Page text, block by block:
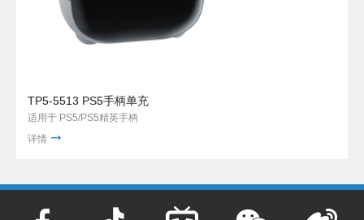
TP5-5513 PS5手柄单充
适用于 PS5/PS5精英手柄
详情